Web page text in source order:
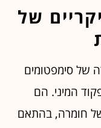
של
של סימפטומים
המיני. הם
של חומרה, בהתאם